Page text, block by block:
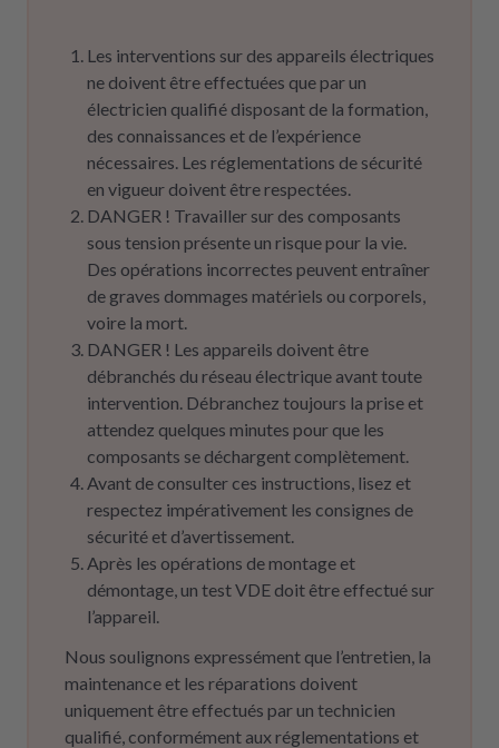
Les interventions sur des appareils électriques
ne doivent être effectuées que par un
électricien qualifié disposant de la formation,
des connaissances et de l’expérience
nécessaires. Les réglementations de sécurité
en vigueur doivent être respectées.
DANGER ! Travailler sur des composants
sous tension présente un risque pour la vie.
Des opérations incorrectes peuvent entraîner
de graves dommages matériels ou corporels,
voire la mort.
DANGER ! Les appareils doivent être
débranchés du réseau électrique avant toute
intervention. Débranchez toujours la prise et
attendez quelques minutes pour que les
composants se déchargent complètement.
Avant de consulter ces instructions, lisez et
respectez impérativement les consignes de
sécurité et d’avertissement.
Après les opérations de montage et
démontage, un test VDE doit être effectué sur
l’appareil.
Nous soulignons expressément que l’entretien, la
maintenance et les réparations doivent
uniquement être effectués par un technicien
qualifié, conformément aux réglementations et